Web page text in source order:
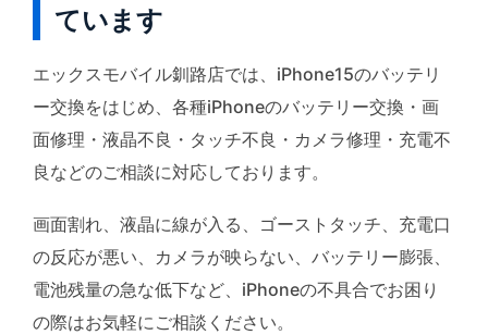
ています
エックスモバイル釧路店では、iPhone15のバッテリ
ー交換をはじめ、各種iPhoneのバッテリー交換・画
面修理・液晶不良・タッチ不良・カメラ修理・充電不
良などのご相談に対応しております。
画面割れ、液晶に線が入る、ゴーストタッチ、充電口
の反応が悪い、カメラが映らない、バッテリー膨張、
電池残量の急な低下など、iPhoneの不具合でお困り
の際はお気軽にご相談ください。